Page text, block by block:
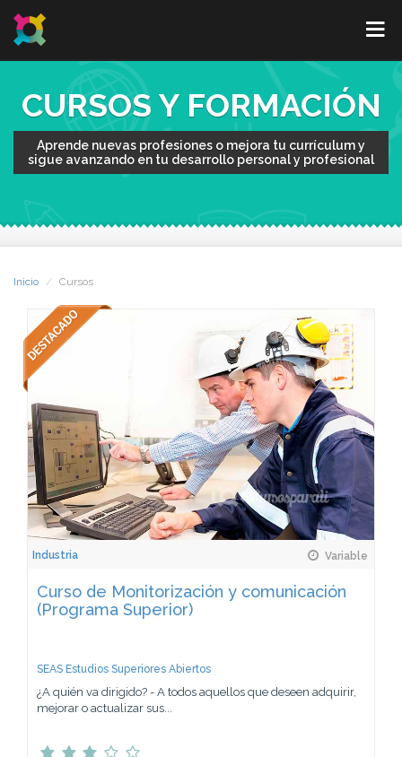
CURSOS Y FORMACIÓN
Aprende nuevas profesiones o mejora tu currículum y
sigue avanzando en tu desarrollo personal y profesional
Inicio Cursos
Industria Variable
Curso de Monitorización y comunicación
(Programa Superior)
SEAS Estudios Superiores Abiertos
¿A quién va dirigido? - A todos aquellos que deseen adquirir,
mejorar o actualizar sus...